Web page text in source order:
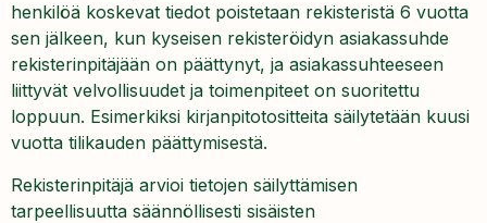
henkilöä koskevat tiedot poistetaan rekisteristä 6 vuotta
sen jälkeen, kun kyseisen rekisteröidyn asiakassuhde
rekisterinpitäjään on päättynyt, ja asiakassuhteeseen
liittyvät velvollisuudet ja toimenpiteet on suoritettu
loppuun. Esimerkiksi kirjanpitotositteita säilytetään kuusi
vuotta tilikauden päättymisestä.
Rekisterinpitäjä arvioi tietojen säilyttämisen
tarpeellisuutta säännöllisesti sisäisten